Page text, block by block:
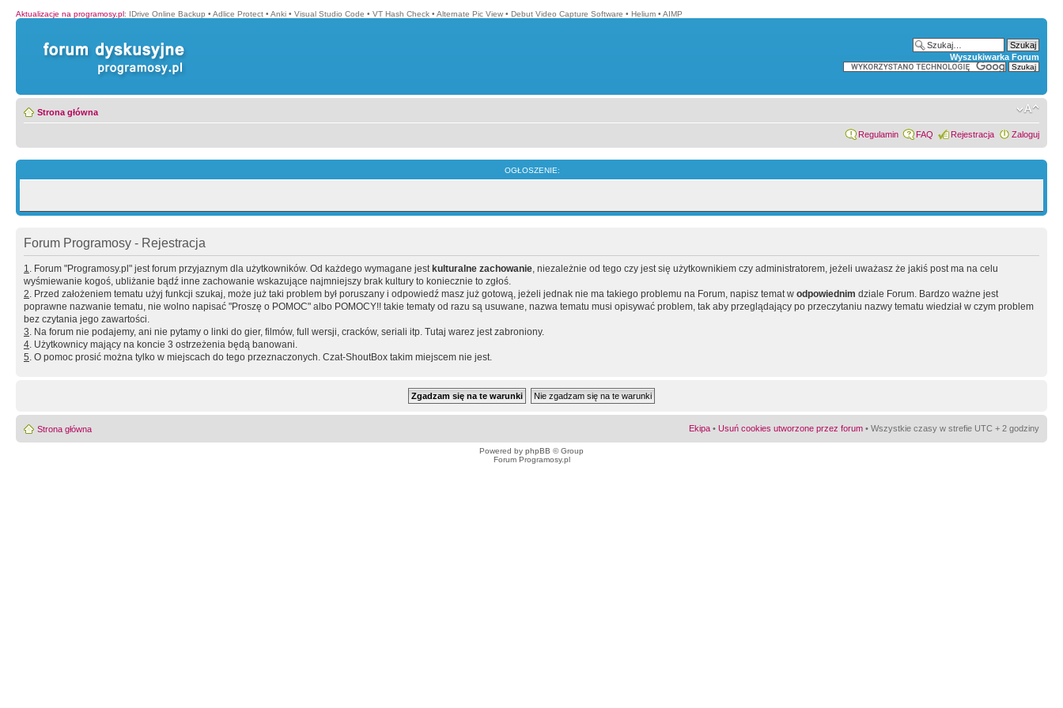
Aktualizacje na programosy.pl: IDrive Online Backup • Adlice Protect • Anki • Visual Studio Code • VT Hash Check • Alternate Pic View • Debut Video Capture Software • Helium • AIMP
Wyszukiwarka Forum
Strona główna
Regulamin FAQ Rejestracja Zaloguj
OGŁOSZENIE:
Forum Programosy - Rejestracja
1. Forum "Programosy.pl" jest forum przyjaznym dla użytkowników. Od każdego wymagane jest kulturalne zachowanie, niezależnie od tego czy jest się użytkownikiem czy administratorem, jeżeli uważasz że jakiś post ma na celu
wyśmiewanie kogoś, ubliżanie bądź inne zachowanie wskazujące najmniejszy brak kultury to koniecznie to zgłoś.
2. Przed założeniem tematu użyj funkcji szukaj, może już taki problem był poruszany i odpowiedź masz już gotową, jeżeli jednak nie ma takiego problemu na Forum, napisz temat w odpowiednim dziale Forum. Bardzo ważne jest
poprawne nazwanie tematu, nie wolno napisać "Proszę o POMOC" albo POMOCY!! takie tematy od razu są usuwane, nazwa tematu musi opisywać problem, tak aby przeglądający po przeczytaniu nazwy tematu wiedział w czym problem
bez czytania jego zawartości.
3. Na forum nie podajemy, ani nie pytamy o linki do gier, filmów, full wersji, cracków, seriali itp. Tutaj warez jest zabroniony.
4. Użytkownicy mający na koncie 3 ostrzeżenia będą banowani.
5. O pomoc prosić można tylko w miejscach do tego przeznaczonych. Czat-ShoutBox takim miejscem nie jest.
Strona główna Ekipa • Usuń cookies utworzone przez forum • Wszystkie czasy w strefie UTC + 2 godziny
Powered by phpBB © Group
Forum Programosy.pl